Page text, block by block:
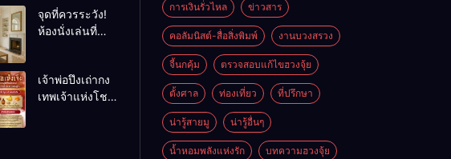
จุดที่ควรระวัง!
ห้องนั่งเล่นที่
เจ้าพ่อปึงเถ่ากง
เทพเจ้าแห่งโชค
การเงินรั่วไหล ข่าวสาร
คอลัมนิสต์-สื่อสิ่งพิมพ์ งานบวงสรวง
จี้นกคุ้ม ตรวจสอบแก้ไขฮวงจุ้ย
ตั้งศาล ท่องเที่ยว ที่ปรึกษา
น่ารู้สายมู น่ารู้อื่นๆ
น้ำหอมพลังแห่งรัก บทความฮวงจุ้ย